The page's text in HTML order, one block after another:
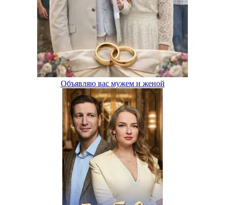
Объявляю вас мужем и женой